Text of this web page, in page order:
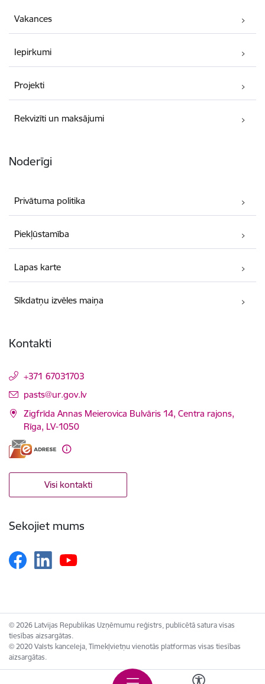
Vakances
Iepirkumi
Projekti
Rekvizīti un maksājumi
Noderīgi
Privātuma politika
Piekļūstamība
Lapas karte
Sīkdatņu izvēles maiņa
Kontakti
+371 67031703
E-pasts:
pasts@ur.gov.lv
Zigfrīda Annas Meierovica Bulvāris 14, Centra rajons,
Rīga, LV-1050
Visi kontakti
Sekojiet mums
© 2026 Latvijas Republikas Uzņēmumu reģistrs, publicētā satura visas
tiesības aizsargātas.
© 2020 Valsts kanceleja, Tīmekļvietņu vienotās platformas visas tiesības
aizsargātas.